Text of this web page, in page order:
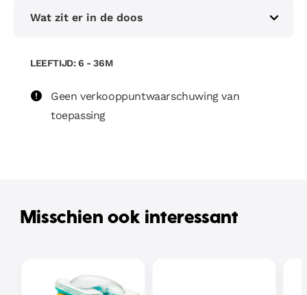
Wat zit er in de doos
LEEFTIJD: 6 - 36M
Geen verkooppuntwaarschuwing van
toepassing
Misschien ook interessant